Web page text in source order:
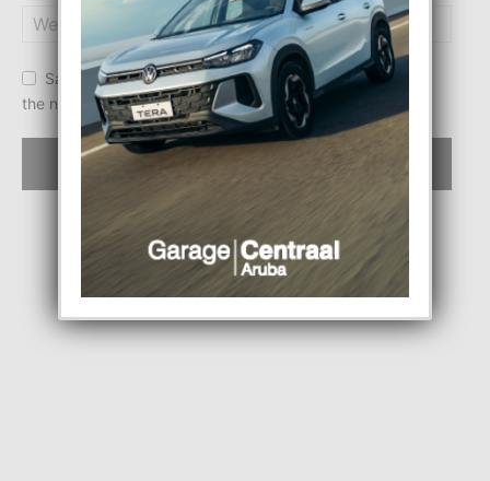
Save my name, email, and website in this browser for
the next time I comment.